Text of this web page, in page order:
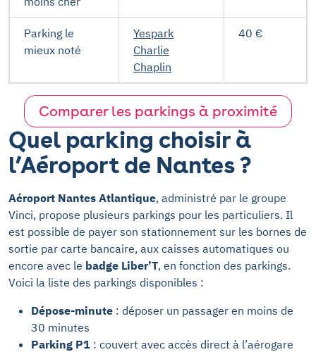
Parking le
mieux noté
Yespark
Charlie
Chaplin
40 €
Comparer les parkings à proximité
Quel parking choisir à
l’Aéroport de Nantes ?
Aéroport Nantes Atlantique, administré par le groupe
Vinci, propose plusieurs parkings pour les particuliers. Il
est possible de payer son stationnement sur les bornes de
sortie par carte bancaire, aux caisses automatiques ou
encore avec le badge Liber’T, en fonction des parkings.
Voici la liste des parkings disponibles :
Dépose-minute : déposer un passager en moins de
30 minutes
Parking P1 : couvert avec accès direct à l’aérogare